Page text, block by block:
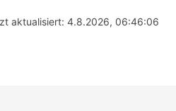
aktualisiert: 4.8.2026, 06:46:06